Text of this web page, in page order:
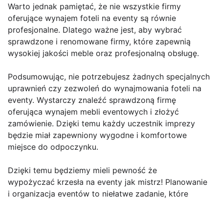
Warto jednak pamiętać, że nie wszystkie firmy
oferujące wynajem foteli na eventy są równie
profesjonalne. Dlatego ważne jest, aby wybrać
sprawdzone i renomowane firmy, które zapewnią
wysokiej jakości meble oraz profesjonalną obsługę.
Podsumowując, nie potrzebujesz żadnych specjalnych
uprawnień czy zezwoleń do wynajmowania foteli na
eventy. Wystarczy znaleźć sprawdzoną firmę
oferująca wynajem mebli eventowych i złożyć
zamówienie. Dzięki temu każdy uczestnik imprezy
będzie miał zapewniony wygodne i komfortowe
miejsce do odpoczynku.
Dzięki temu będziemy mieli pewność że
wypożyczać krzesła na eventy jak mistrz! Planowanie
i organizacja eventów to niełatwe zadanie, które